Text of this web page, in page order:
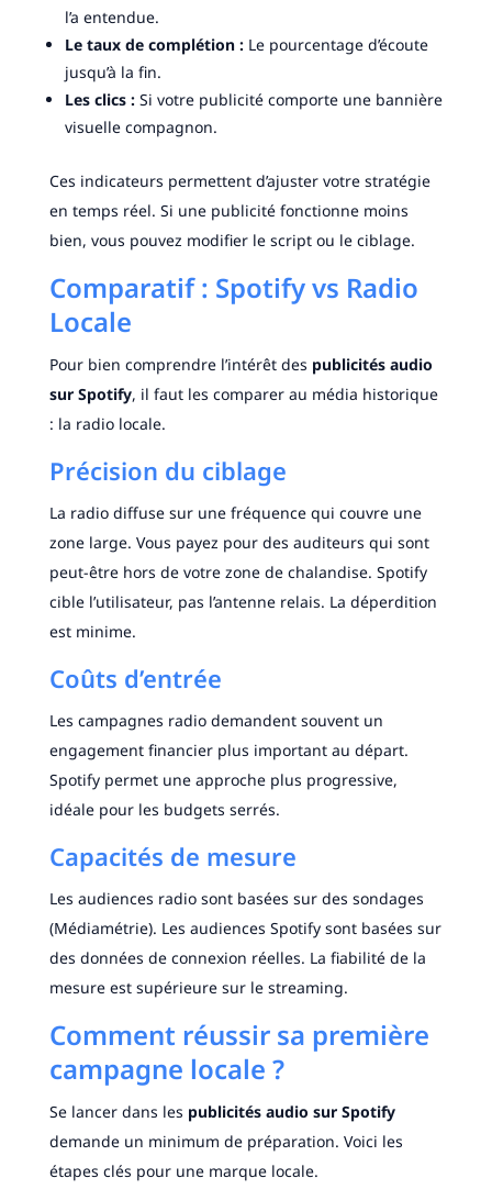
l’a entendue.
Le taux de complétion :Le pourcentage d’écoute
jusqu’à la fin.
Les clics :Si votre publicité comporte une bannière
visuelle compagnon.
Ces indicateurs permettent d’ajuster votre stratégie
en temps réel. Si une publicité fonctionne moins
bien, vous pouvez modifier le script ou le ciblage.
Comparatif : Spotify vs Radio
Locale
Pour bien comprendre l’intérêt des publicités audio
sur Spotify, il faut les comparer au média historique
: la radio locale.
Précision du ciblage
La radio diffuse sur une fréquence qui couvre une
zone large. Vous payez pour des auditeurs qui sont
peut-être hors de votre zone de chalandise. Spotify
cible l’utilisateur, pas l’antenne relais. La déperdition
est minime.
Coûts d’entrée
Les campagnes radio demandent souvent un
engagement financier plus important au départ.
Spotify permet une approche plus progressive,
idéale pour les budgets serrés.
Capacités de mesure
Les audiences radio sont basées sur des sondages
(Médiamétrie). Les audiences Spotify sont basées sur
des données de connexion réelles. La fiabilité de la
mesure est supérieure sur le streaming.
Comment réussir sa première
campagne locale ?
Se lancer dans les publicités audio sur Spotify
demande un minimum de préparation. Voici les
étapes clés pour une marque locale.